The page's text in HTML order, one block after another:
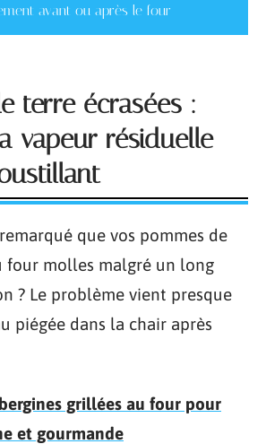
avant ou après le four
terre écrasées :
vapeur résiduelle
que vos pommes de
four molles malgré un long
? Le problème vient presque
piégée dans la chair après
grillées au four pour
et gourmande